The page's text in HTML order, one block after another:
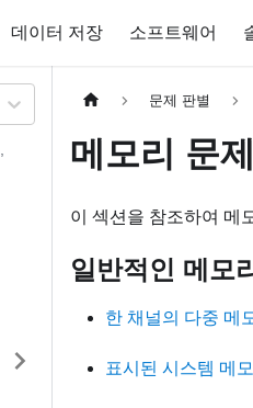
데이터 저장 소프트웨어
문제 판별
메모리 문제
이 섹션을 참조하여 메
일반적인 메모
한 채널의 다중 메
표시된 시스템 메